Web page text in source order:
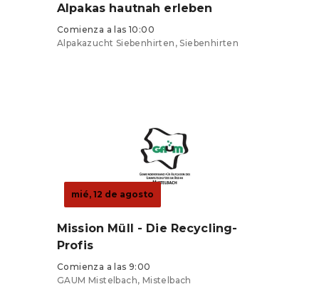
Alpakas hautnah erleben
Comienza a las 10:00
Alpakazucht Siebenhirten, Siebenhirten
mié, 12 de agosto
Mission Müll - Die Recycling-
Profis
Comienza a las 9:00
GAUM Mistelbach, Mistelbach